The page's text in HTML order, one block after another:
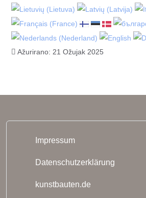
Ažurirano: 21 Ožujak 2025
Impressum
Datenschutzerklärung
kunstbauten.de